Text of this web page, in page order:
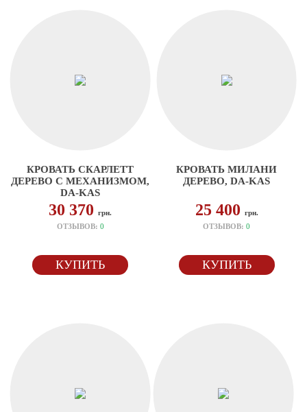
КРОВАТЬ СКАРЛЕТТ
ДЕРЕВО С МЕХАНИЗМОМ,
DA-KAS
30 370грн.
ОТЗЫВОВ: 0
КУПИТЬ
КРОВАТЬ МИЛАНИ
ДЕРЕВО, DA-KAS
25 400 грн.
ОТЗЫВОВ:0
КУПИТЬ